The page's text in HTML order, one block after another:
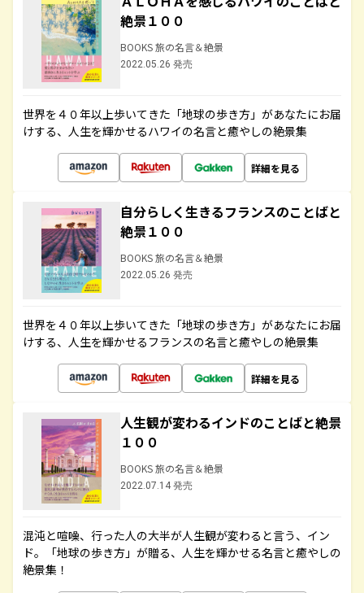
絶景１００
BOOKS 旅の名言＆絶景
2022.05.26 発売
世界を４０年以上歩いてきた「地球の歩き方」があなたにお届
けする、人生を輝かせるハワイの名言と癒やしの絶景集
詳細を見る
自分らしく生きるフランスのことばと
絶景１００
BOOKS 旅の名言＆絶景
2022.05.26 発売
世界を４０年以上歩いてきた「地球の歩き方」があなたにお届
けする、人生を輝かせるフランスの名言と癒やしの絶景集
詳細を見る
人生観が変わるインドのことばと絶景
１００
BOOKS 旅の名言＆絶景
2022.07.14 発売
混沌と喧噪、行った人の大半が人生観が変わると言う、イン
ド。「地球の歩き方」が贈る、人生を輝かせる名言と癒やしの
絶景集！